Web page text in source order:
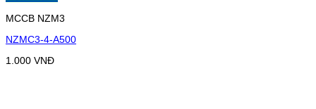
MCCB NZM3
NZMC3-4-A500
1.000 VNĐ